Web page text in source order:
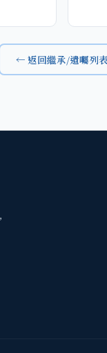
← 返回繼承/遺囑列表